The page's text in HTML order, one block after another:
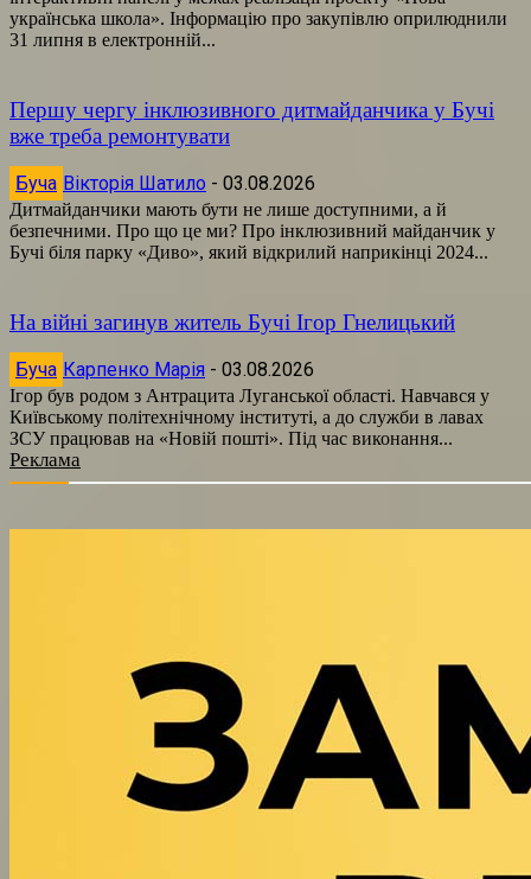
українська школа». Інформацію про закупівлю оприлюднили
31 липня в електронній...
Першу чергу інклюзивного дитмайданчика у Бучі
вже треба ремонтувати
Буча Вікторія Шатило - 03.08.2026
Дитмайданчики мають бути не лише доступними, а й
безпечними. Про що це ми? Про інклюзивний майданчик у
Бучі біля парку «Диво», який відкрилий наприкінці 2024...
На війні загинув житель Бучі Ігор Гнелицький
Буча Карпенко Марія - 03.08.2026
Ігор був родом з Антрацита Луганської області. Навчався у
Київському політехнічному інституті, а до служби в лавах
ЗСУ працював на «Новій пошті». Під час виконання...
Реклама